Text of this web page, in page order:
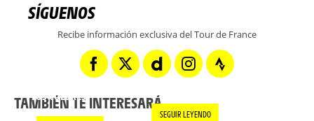
SÍGUENOS
Recibe información exclusiva del Tour de France
TAMBIÉN TE INTERESARÁ...
LOS COLORES
SEGUIR LEYENDO